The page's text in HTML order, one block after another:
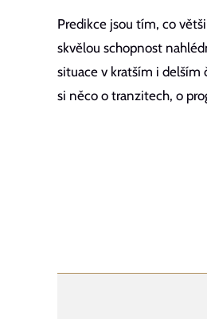
Predikce jsou tím, co
skvělou schopnost
situace v kratším i delším
si něco o tranzitech, o